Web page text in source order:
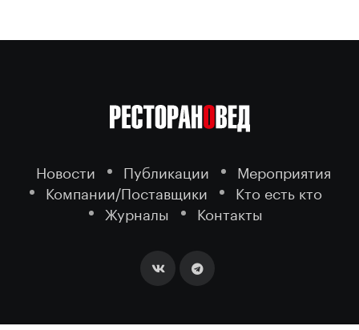
Новости Публикации
Мероприятия
Компании/Поставщики
Кто есть кто
Журналы
Контакты